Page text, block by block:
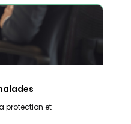
protection et